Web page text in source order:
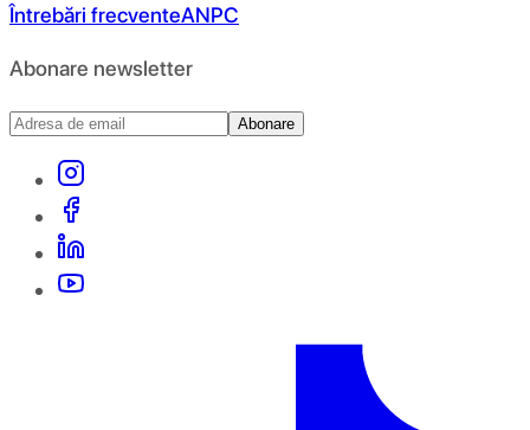
Întrebări frecventeANPC
Abonare newsletter
Abonare